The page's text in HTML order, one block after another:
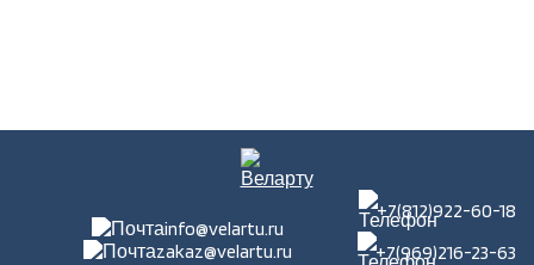
info@velartu.ru
zakaz@velartu.ru
+7(812)922-60-18
+7(969)216-23-63